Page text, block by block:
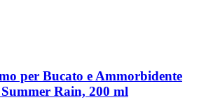
per Bucato e Ammorbidente
Rain, 200 ml